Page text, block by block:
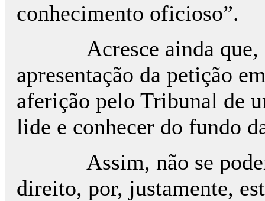
conhecimento oficioso”.
Acresce ainda que, a
apresentação da petição
aferição pelo Tribunal de
lide e conhecer do fundo
Assim, não se poderá
direito, por, justamente,